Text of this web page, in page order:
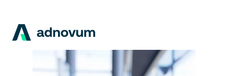
Branchen